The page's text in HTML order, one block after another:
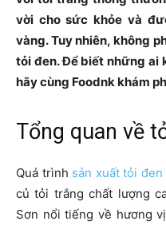
vời cho sức khỏe và
vàng. Tuy nhiên, không
tỏi đen. Để biết những ai
hãy cùng Foodnk khám
Tổng quan về
Quá trình sản xuất tỏi đen
củ tỏi trắng chất lượng
Sơn nổi tiếng về hương